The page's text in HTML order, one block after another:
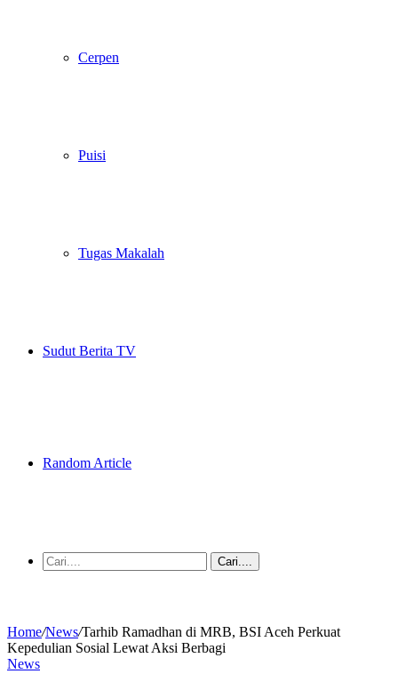
Cerpen
Puisi
Tugas Makalah
Sudut Berita TV
Random Article
Cari....
Home/News/Tarhib Ramadhan di MRB, BSI Aceh Perkuat
Kepedulian Sosial Lewat Aksi Berbagi
News